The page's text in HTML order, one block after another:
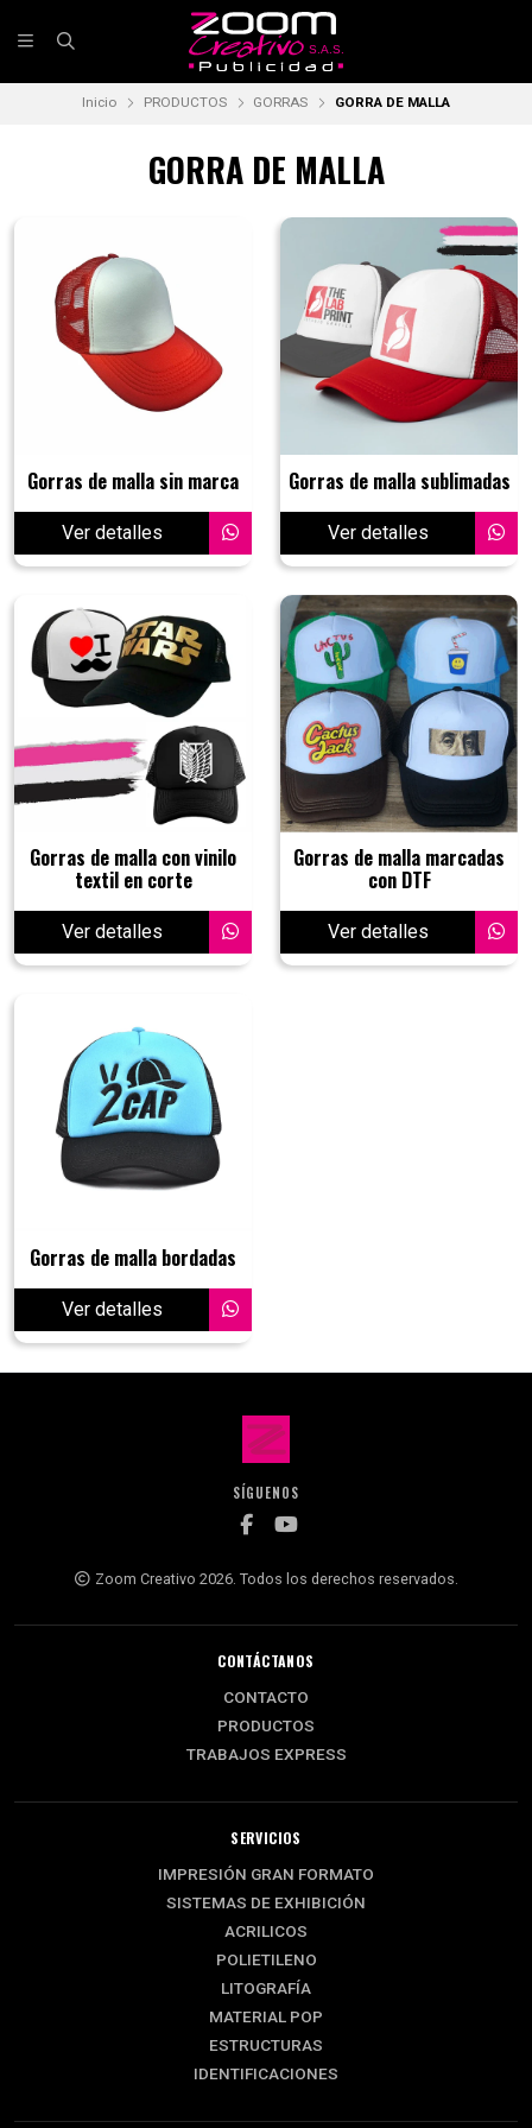
Inicio PRODUCTOS GORRAS GORRA DE MALLA
GORRA DE MALLA
Gorras de malla sin marca
Ver detalles
Gorras de malla sublimadas
Ver detalles
Gorras de malla con vinilo
textil en corte
Ver detalles
Gorras de malla marcadas
con DTF
Ver detalles
Gorras de malla bordadas
Ver detalles
SÍGUENOS
Zoom Creativo 2026. Todos los derechos reservados.
CONTÁCTANOS
CONTACTO
PRODUCTOS
TRABAJOS EXPRESS
SERVICIOS
IMPRESIÓN GRAN FORMATO
SISTEMAS DE EXHIBICIÓN
ACRILICOS
POLIETILENO
LITOGRAFÍA
MATERIAL POP
ESTRUCTURAS
IDENTIFICACIONES